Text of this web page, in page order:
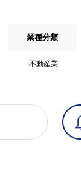
業種分類
不動産業